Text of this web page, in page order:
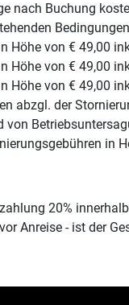
nach Buchung
Höhe von € 49,00
Höhe von € 49,00
Höhe von € 49,00
abzgl. der
von
in
20%
Anreise - ist der